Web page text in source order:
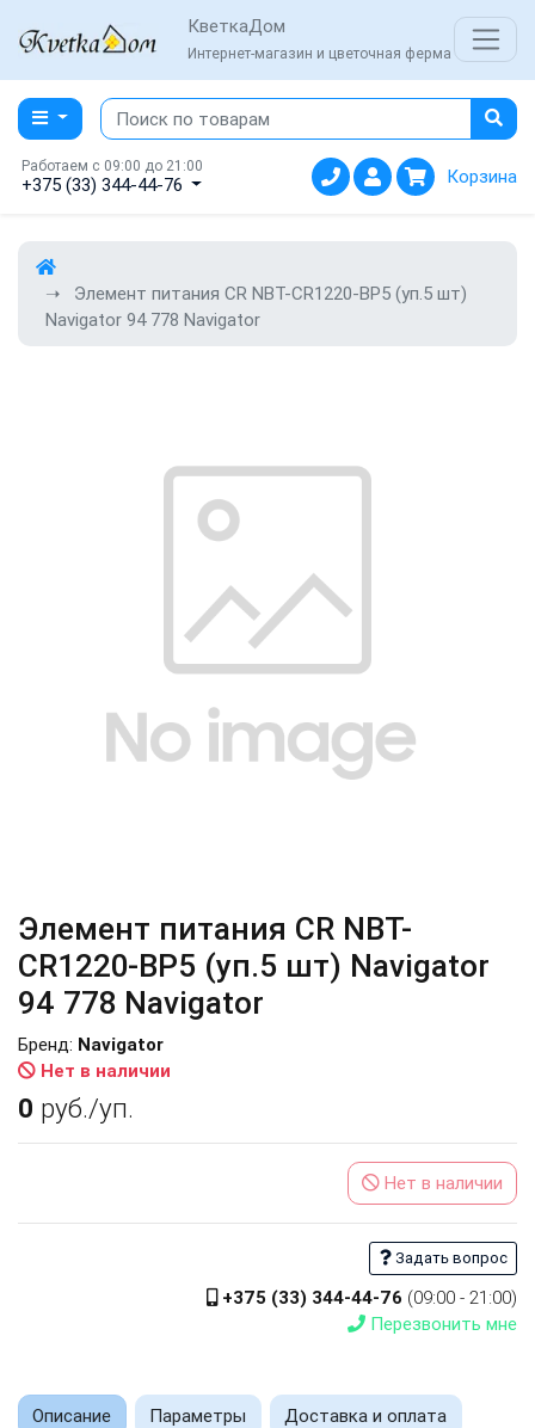
КветкаДом
Интернет-магазин и цветочная ферма
Работаем с 09:00 до 21:00
+375 (33) 344-44-76 Корзина
Элемент питания CR NBT-CR1220-BP5 (уп.5 шт)
Navigator 94 778 Navigator
Элемент питания CR NBT-
CR1220-BP5 (уп.5 шт) Navigator
94 778 Navigator
Нет в наличии
Бренд: Navigator
0 руб./уп.
Нет в наличии
Задать вопрос
+375 (33) 344-44-76 (09:00 - 21:00)
Перезвонить мне
Описание Параметры Доставка и оплата